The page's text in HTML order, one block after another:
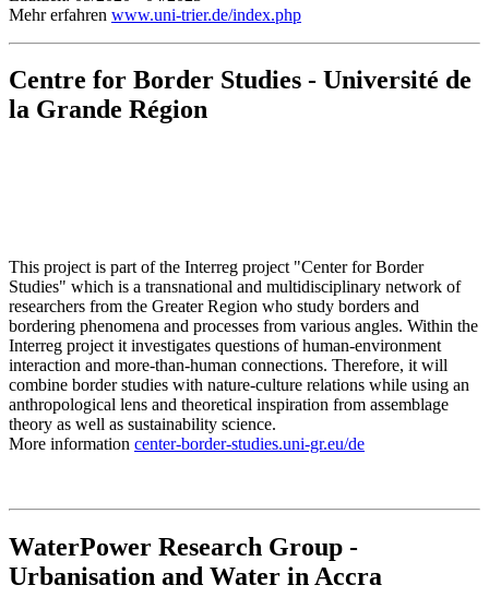
Mehr erfahren www.uni-trier.de/index.php
Centre for Border Studies - Université de
la Grande Région
This project is part of the Interreg project "Center for Border
Studies" which is a transnational and multidisciplinary network of
researchers from the Greater Region who study borders and
bordering phenomena and processes from various angles. Within the
Interreg project it investigates questions of human-environment
interaction and more-than-human connections. Therefore, it will
combine border studies with nature-culture relations while using an
anthropological lens and theoretical inspiration from assemblage
theory as well as sustainability science.
More information center-border-studies.uni-gr.eu/de
WaterPower Research Group -
Urbanisation and Water in Accra